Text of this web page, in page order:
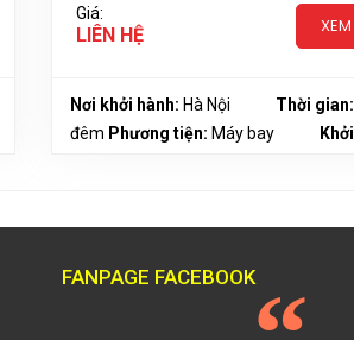
Giá:
LIÊN HỆ
Nơi khởi hành: Hà Nội Thời gian:
đêm Phương tiện: Máy bay
FANPAGE FACEBOOK